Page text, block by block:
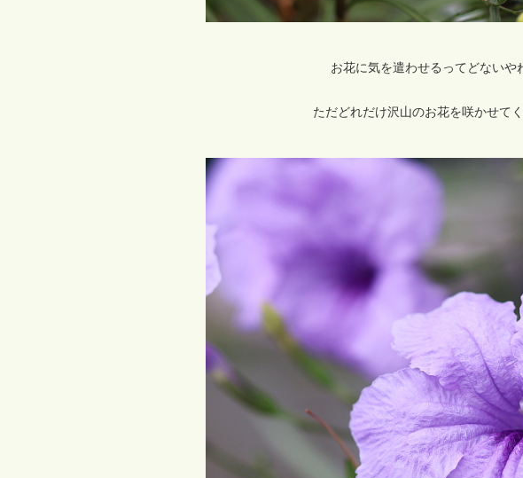
お花に気を遣わせるってどないや
ただどれだけ沢山のお花を咲かせて